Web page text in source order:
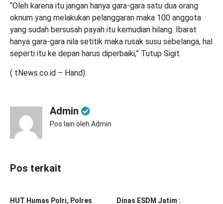
“Oleh karena itu jangan hanya gara-gara satu dua orang
oknum yang melakukan pelanggaran maka 100 anggota
yang sudah bersusah payah itu kemudian hilang. Ibarat
hanya gara-gara nila setitik maka rusak susu sebelanga, hal
seperti itu ke depan harus diperbaiki,” Tutup Sigit.
( tNews.co.id – Hand).
Admin
Pos lain oleh Admin
Pos terkait
HUT Humas Polri, Polres Dinas ESDM Jatim :